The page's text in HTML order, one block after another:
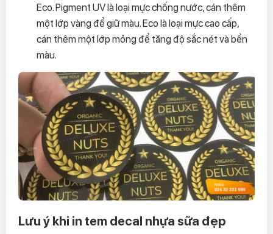
Eco. Pigment UV là loại mực chống nước, cán thêm
một lớp vàng để giữ màu. Eco là loại mực cao cấp,
cán thêm một lớp mỏng để tăng độ sắc nét và bền
màu.
Lưu ý khi in tem decal nhựa sữa đẹp